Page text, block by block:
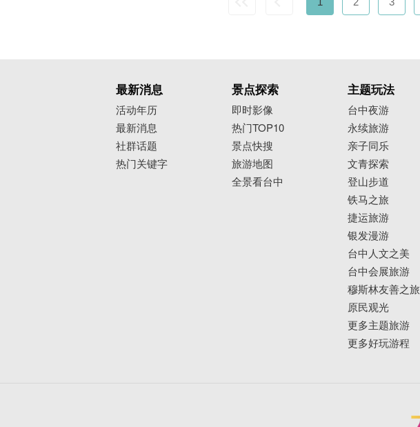
最新消息
活动年历
最新消息
社群话题
热门关键字
景点探索
即时影像
热门TOP10
景点快搜
旅游地图
全景看台中
主题玩法
台中夜游
永续旅游
亲子同乐
文青探索
登山步道
铁马之旅
捷运旅游
银发漫游
台中人文之美
台中会展旅游
穆斯林友善之旅
原民观光
更多主题旅游
更多好玩游程